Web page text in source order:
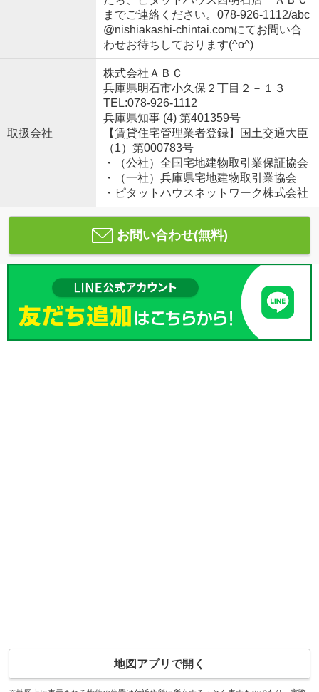
までご連絡ください。078-926-1112/abc
@nishiakashi-chintai.comにてお問い合
わせお待ちしております(^o^)
取扱会社
株式会社ＡＢＣ
兵庫県明石市小久保２丁目２－１３
TEL:078-926-1112
兵庫県知事 (4) 第401359号
【賃貸住宅管理業者登録】国土交通大臣
（1）第000783号
・（公社）全国宅地建物取引業保証協会
・（一社）兵庫県宅地建物取引業協会
・ピタットハウスネットワーク株式会社
お問い合わせ(無料)
地図アプリで開く